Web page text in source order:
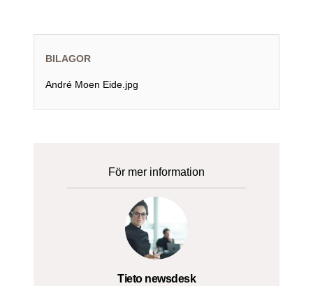
BILAGOR
André Moen Eide.jpg
För mer information
Tieto newsdesk